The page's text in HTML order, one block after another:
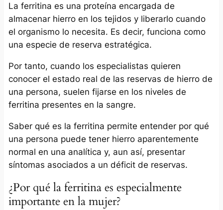
La ferritina es una proteína encargada de
almacenar hierro en los tejidos y liberarlo cuando
el organismo lo necesita. Es decir, funciona como
una especie de reserva estratégica.
Por tanto, cuando los especialistas quieren
conocer el estado real de las reservas de hierro de
una persona, suelen fijarse en los niveles de
ferritina presentes en la sangre.
Saber qué es la ferritina permite entender por qué
una persona puede tener hierro aparentemente
normal en una analítica y, aun así, presentar
síntomas asociados a un déficit de reservas.
¿Por qué la ferritina es especialmente
importante en la mujer?